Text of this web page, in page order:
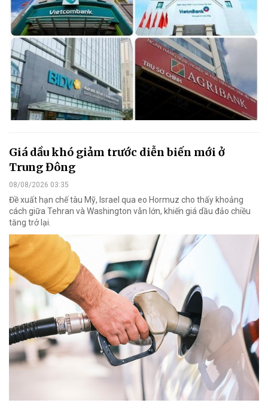
Giá dầu khó giảm trước diễn biến mới ở
Trung Đông
08/08/2026 03:35
Đề xuất hạn chế tàu Mỹ, Israel qua eo Hormuz cho thấy khoảng
cách giữa Tehran và Washington vẫn lớn, khiến giá dầu đảo chiều
tăng trở lại.